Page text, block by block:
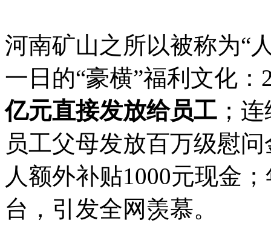
河南矿山之所以被称为“
一日的“豪横”福利文化
亿元直接发放给员工 ；
员工父母发放百万级慰
人额外补贴1000元现金
台，引发全网羡慕。